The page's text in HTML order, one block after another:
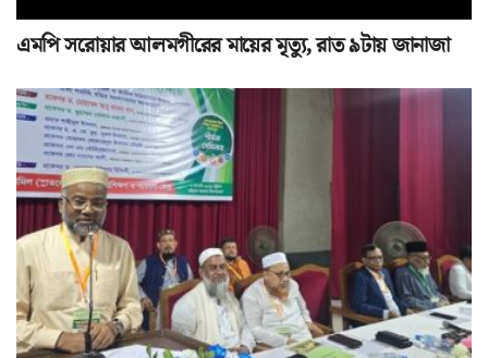
এমপি সরোয়ার আলমগীরের মায়ের মৃত্যু, রাত ৯টায় জানাজা